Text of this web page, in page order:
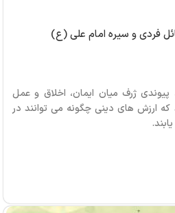
فردی و سیره امام علی (ع)
ژرف میان ایمان، اخلاق و عمل
ارزش های دینی چگونه می توانند در